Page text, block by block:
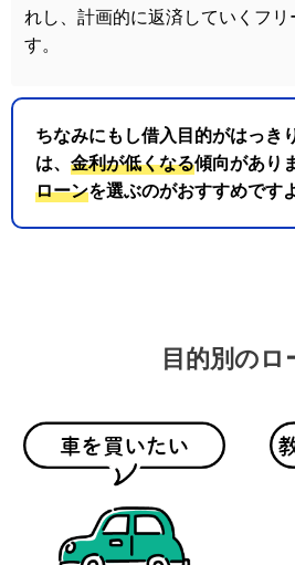
れし、計画的に返済していくフ
す。
ちなみにもし借入目的がはっき
は、 金利が低くなる傾向があり
ローンを選ぶのがおすすめです
目的別のロ